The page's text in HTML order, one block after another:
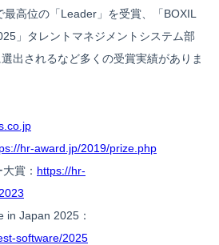
高位の「Leader」を受賞、「BOXIL
」タレントマネジメントシステム部
出されるなど多くの受賞実績がありま
hr-award.jp/2019/prize.php
賞： https://hr-
in Japan 2025：
software/2025